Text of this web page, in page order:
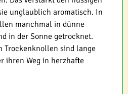
unglaublich aromatisch. In
manchmal in dünne
in der Sonne getrocknet.
Trockenknollen sind lange
ihren Weg in herzhafte